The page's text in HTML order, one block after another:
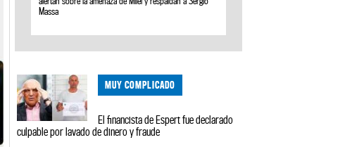
Massa
MUY COMPLICADO
El financista de Espert fue declarado
culpable por lavado de dinero y fraude